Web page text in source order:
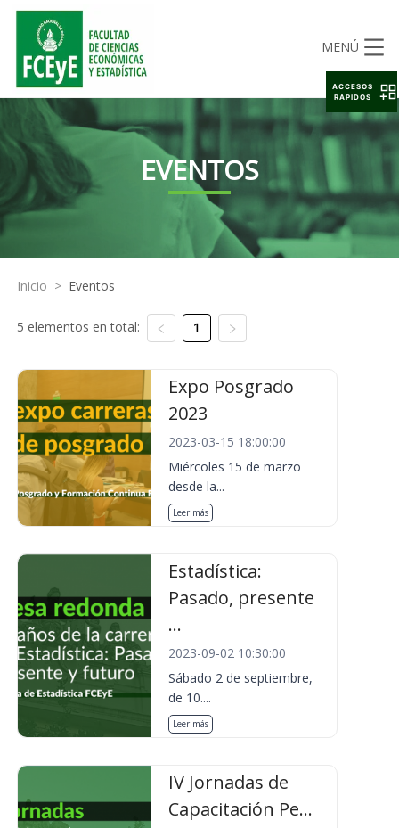
MENÚ
EVENTOS
Inicio > Eventos
5 elementos en total: 1
Expo Posgrado
2023
2023-03-15 18:00:00
Miércoles 15 de marzo
desde la...
Leer más
Estadística:
Pasado, presente
...
2023-09-02 10:30:00
Sábado 2 de septiembre,
de 10....
Leer más
IV Jornadas de
Capacitación Pe...
ACCESOS
RAPIDOS